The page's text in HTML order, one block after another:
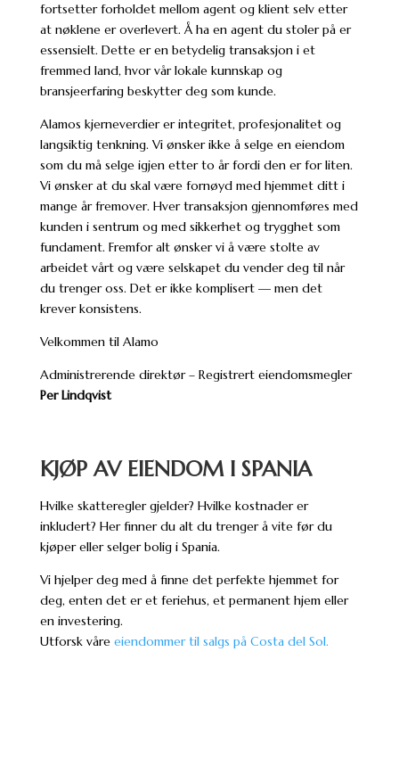
fortsetter forholdet mellom agent og klient selv etter
at nøklene er overlevert. Å ha en agent du stoler på er
essensielt. Dette er en betydelig transaksjon i et
fremmed land, hvor vår lokale kunnskap og
bransjeerfaring beskytter deg som kunde.
Alamos kjerneverdier er integritet, profesjonalitet og
langsiktig tenkning. Vi ønsker ikke å selge en eiendom
som du må selge igjen etter to år fordi den er for liten.
Vi ønsker at du skal være fornøyd med hjemmet ditt i
mange år fremover. Hver transaksjon gjennomføres med
kunden i sentrum og med sikkerhet og trygghet som
fundament. Fremfor alt ønsker vi å være stolte av
arbeidet vårt og være selskapet du vender deg til når
du trenger oss. Det er ikke komplisert — men det
krever konsistens.
Velkommen til Alamo
Administrerende direktør – Registrert eiendomsmegler
Per Lindqvist
KJØP AV EIENDOM I SPANIA
Hvilke skatteregler gjelder? Hvilke kostnader er
inkludert? Her finner du alt du trenger å vite før du
kjøper eller selger bolig i Spania.
Vi hjelper deg med å finne det perfekte hjemmet for
deg, enten det er et feriehus, et permanent hjem eller
en investering.
Utforsk våre eiendommer til salgs på Costa del Sol.